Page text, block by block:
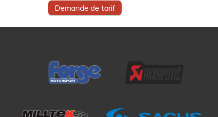
Demande de tarif